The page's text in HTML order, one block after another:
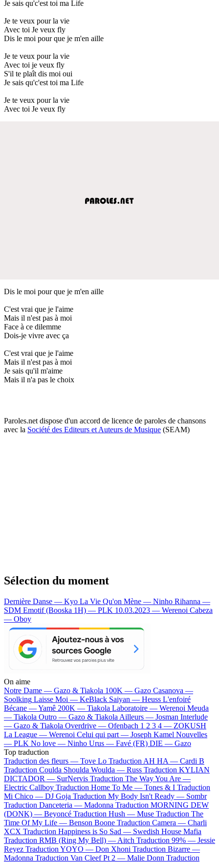
Je sais qu'c'est toi ma Life
Je te veux pour la vie
Avec toi Je veux fly
Dis le moi pour que je m'en aille
Je te veux pour la vie
Avec toi je veux fly
S'il te plaît dis moi oui
Je sais qu'c'est toi ma Life
Je te veux pour la vie
Avec toi Je veux fly
Dis le moi pour que je m'en aille
C'est vrai que je l'aime
Mais il n'est pas à moi
Face à ce dilemme
Dois-je vivre avec ça
C'est vrai que je l'aime
Mais il n'est pas à moi
Je sais qu'il m'aime
Mais il n'a pas le choix
Paroles.net dispose d'un accord de licence de paroles de chansons
avec la Société des Editeurs et Auteurs de Musique (SEAM)
Sélection du moment
Dernière Danse — Kyo La Vie Qu'on Mène — Ninho Rihanna —
SDM Emotif (Booska 1H) — PLK 10.03.2023 — Werenoi Cabeza
— Oboy
On aime
Notre Dame — Gazo & Tiakola 100K — Gazo Casanova —
Soolking Laisse Moi — KeBlack Saiyan — Heuss L'enfoiré
Bécane —Yamê 200K — Tiakola Laboratoire — Werenoi Meuda
— Tiakola Outro — Gazo & Tiakola Ailleurs — Josman Interlude
— Gazo & Tiakola Overdrive — Ofenbach 1 2 3 4 — ZOKUSH
La League — Werenoi Celui qui part — Joseph Kamel Nouvelles
— PLK No love — Ninho Urus — Favé (FR) DIE — Gazo
Top traduction
Traduction des fleurs — Tove Lo Traduction AH HA — Cardi B
Traduction Coulda Shoulda Woulda — Russ Traduction KYLIAN
DICTADOR — SurNervis Traduction The Way You Are —
Electric Callboy Traduction Home To Me — Tones & I Traduction
Mi Chico — DJ Goja Traduction My Body Isn't Ready — Sombr
Traduction Danceteria — Madonna Traduction MORNING DEW
(DONK) — Beyoncé Traduction Hush — Muse Traduction The
Time Of My Life — Benson Boone Traduction Camera — Charli
XCX Traduction Happiness is So Sad — Swedish House Mafia
Traduction RMB (Ring My Bell) — Aitch Traduction 99% — Jessie
Reyez Traduction YOYO — Don Xhoni Traduction Bizarre —
Madonna Traduction Van Cleef Pt 2 — Malie Donn Traduction